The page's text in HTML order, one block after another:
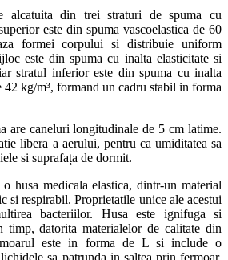
alcatuita din trei straturi de spuma cu
este din spuma vascoelastica de 60
formei corpului si distribuie uniform
este din spuma cu inalta elasticitate si
stratul inferior este din spuma cu inalta
42 kg/m³, formand un cadru stabil in forma
are caneluri longitudinale de 5 cm latime.
libera a aerului, pentru ca umiditatea sa
si suprafața de dormit.
o husa medicala elastica, dintr-un material
si respirabil. Proprietatile unice ale acestui
bacteriilor. Husa este ignifuga si
timp, datorita materialelor de calitate din
este in forma de L si include o
sa patrunda in saltea prin fermoar.